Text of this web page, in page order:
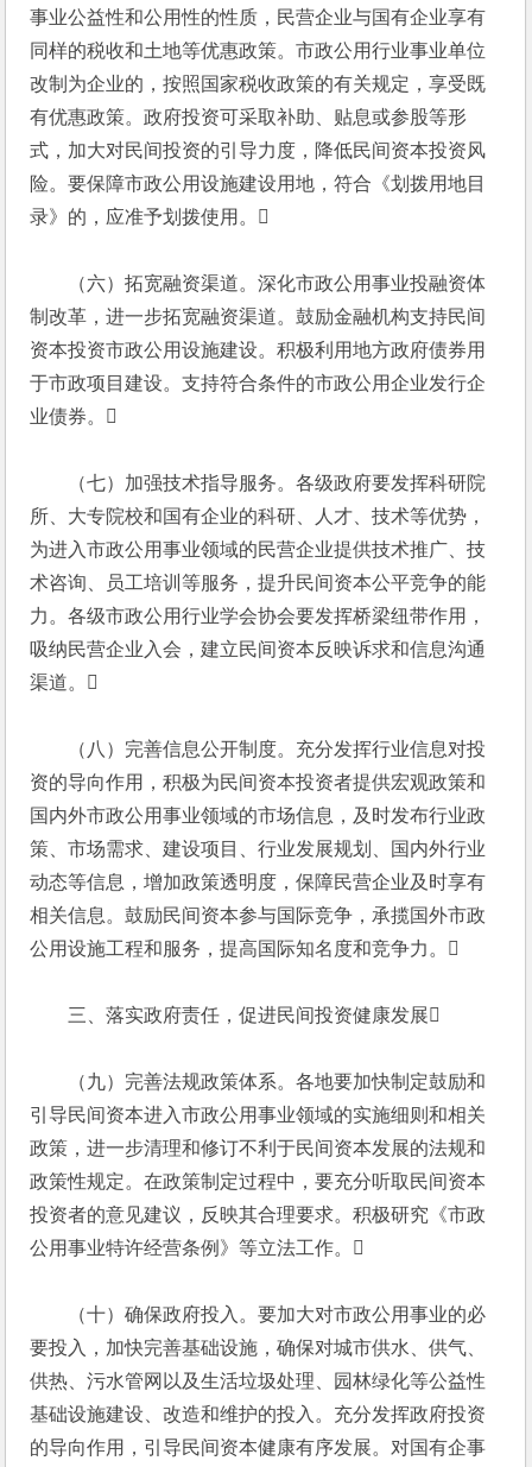
事业公益性和公用性的性质，民营企业与国有企业享有
同样的税收和土地等优惠政策。市政公用行业事业单位
改制为企业的，按照国家税收政策的有关规定，享受既
有优惠政策。政府投资可采取补助、贴息或参股等形
式，加大对民间投资的引导力度，降低民间资本投资风
险。要保障市政公用设施建设用地，符合《划拨用地目
录》的，应准予划拨使用。
（六）拓宽融资渠道。深化市政公用事业投融资体
制改革，进一步拓宽融资渠道。鼓励金融机构支持民间
资本投资市政公用设施建设。积极利用地方政府债券用
于市政项目建设。支持符合条件的市政公用企业发行企
业债券。
（七）加强技术指导服务。各级政府要发挥科研院
所、大专院校和国有企业的科研、人才、技术等优势，
为进入市政公用事业领域的民营企业提供技术推广、技
术咨询、员工培训等服务，提升民间资本公平竞争的能
力。各级市政公用行业学会协会要发挥桥梁纽带作用，
吸纳民营企业入会，建立民间资本反映诉求和信息沟通
渠道。
（八）完善信息公开制度。充分发挥行业信息对投
资的导向作用，积极为民间资本投资者提供宏观政策和
国内外市政公用事业领域的市场信息，及时发布行业政
策、市场需求、建设项目、行业发展规划、国内外行业
动态等信息，增加政策透明度，保障民营企业及时享有
相关信息。鼓励民间资本参与国际竞争，承揽国外市政
公用设施工程和服务，提高国际知名度和竞争力。
三、落实政府责任，促进民间投资健康发展
（九）完善法规政策体系。各地要加快制定鼓励和
引导民间资本进入市政公用事业领域的实施细则和相关
政策，进一步清理和修订不利于民间资本发展的法规和
政策性规定。在政策制定过程中，要充分听取民间资本
投资者的意见建议，反映其合理要求。积极研究《市政
公用事业特许经营条例》等立法工作。
（十）确保政府投入。要加大对市政公用事业的必
要投入，加快完善基础设施，确保对城市供水、供气、
供热、污水管网以及生活垃圾处理、园林绿化等公益性
基础设施建设、改造和维护的投入。充分发挥政府投资
的导向作用，引导民间资本健康有序发展。对国有企事